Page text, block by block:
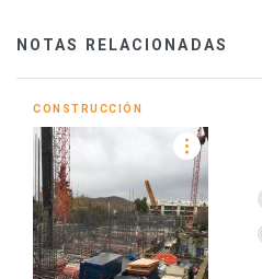
NOTAS RELACIONADAS
CONSTRUCCIÓN